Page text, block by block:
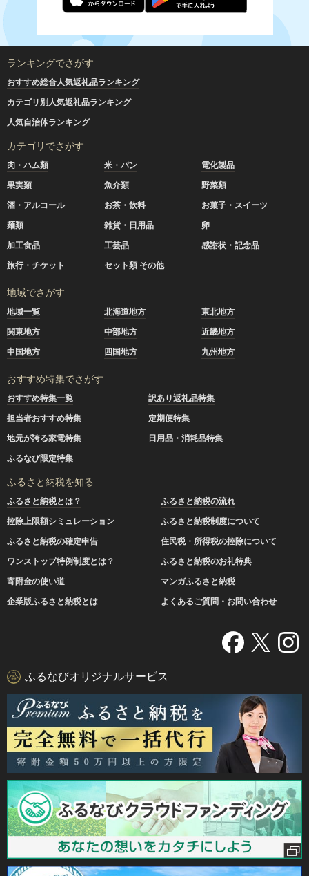
ランキングでさがす
おすすめ総合人気返礼品ランキング
カテゴリ別人気返礼品ランキング
人気自治体ランキング
カテゴリでさがす
肉・ハム類 米・パン
電化製品
果実類
魚介類
野菜類
酒・アルコール
お茶・飲料
お菓子・スイーツ
麺類
雑貨・日用品
卵
加工食品
工芸品
感謝状・記念品
旅行・チケット
セット類 その他
地域でさがす
地域一覧 北海道地方
東北地方
関東地方
中部地方
近畿地方
中国地方
四国地方 九州地方
おすすめ特集でさがす
おすすめ特集一覧
訳あり返礼品特集
担当者おすすめ特集
定期便特集
地元が誇る家電特集
日用品・消耗品特集
ふるなび限定特集
ふるさと納税を知る
ふるさと納税とは？
ふるさと納税の流れ
控除上限額シミュレーション
ふるさと納税制度について
ふるさと納税の確定申告
住民税・所得税の控除について
ワンストップ特例制度とは？
ふるさと納税のお礼特典
寄附金の使い道
マンガふるさと納税
企業版ふるさと納税とは
よくあるご質問・お問い合わせ
ふるなびオリジナルサービス